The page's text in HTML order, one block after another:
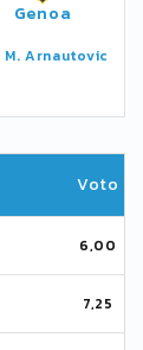
Genoa
M. Arnautovic
Voto
6,00
7,25